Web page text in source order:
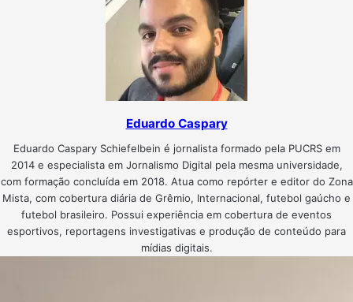
Eduardo Caspary
Eduardo Caspary Schiefelbein é jornalista formado pela PUCRS em
2014 e especialista em Jornalismo Digital pela mesma universidade,
com formação concluída em 2018. Atua como repórter e editor do Zona
Mista, com cobertura diária de Grêmio, Internacional, futebol gaúcho e
futebol brasileiro. Possui experiência em cobertura de eventos
esportivos, reportagens investigativas e produção de conteúdo para
mídias digitais.